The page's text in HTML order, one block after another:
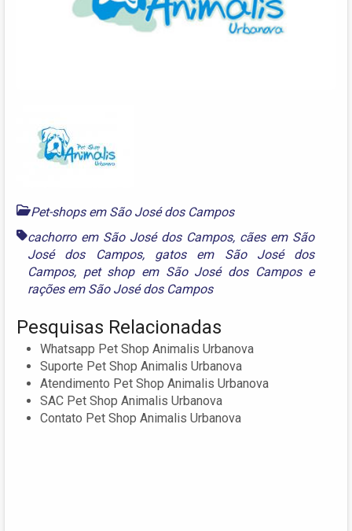
Pet-shops em São José dos Campos
cachorro em São José dos Campos, cães em São
José dos Campos, gatos em São José dos
Campos, pet shop em São José dos Campose
rações em São José dos Campos
Pesquisas Relacionadas
Whatsapp Pet Shop Animalis Urbanova
Suporte Pet Shop Animalis Urbanova
Atendimento Pet Shop Animalis Urbanova
SAC Pet Shop Animalis Urbanova
Contato Pet Shop Animalis Urbanova